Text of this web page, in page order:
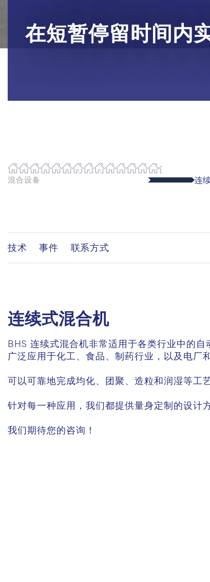
在短暂停留时间内
混合设备
连
技术 事件 联系方式
连续式混合机
BHS 连续式混合机非常适用于各类行业中的自
广泛应用于化工、食品、制药行业，以及电厂
可以可靠地完成均化、团聚、造粒和润湿等工
针对每一种应用，我们都提供量身定制的设计方
我们期待您的咨询！